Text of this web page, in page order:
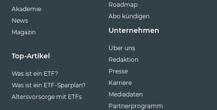
Akademie
News
Magazin
Top-Artikel
Was ist ein ETF?
Was ist ein ETF-Sparplan?
Altersvorsorge mit ETFs
Roadmap
Abo kündigen
Unternehmen
Über uns
Redaktion
Presse
Karriere
Mediadaten
Partnerprogramm